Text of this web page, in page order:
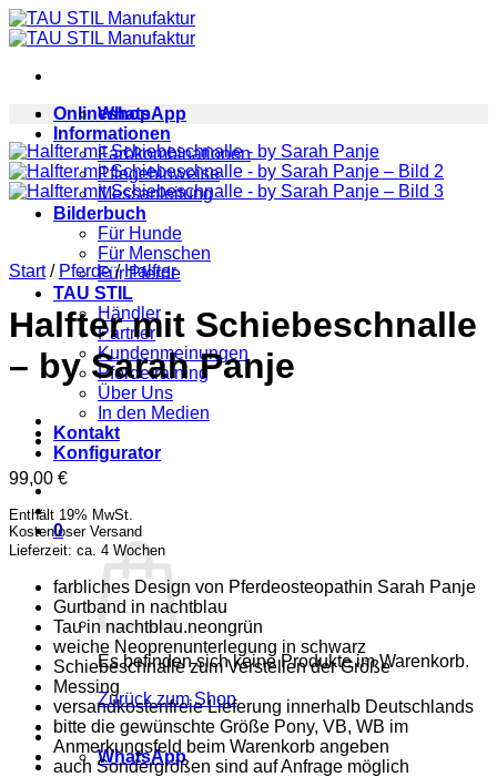
Zum
Inhalt
Onlineshop
Informationen
Farbkombinationen
Pflegehinweise
Messanleitung
Bilderbuch
Für Hunde
Für Menschen
Für Pferde
TAU STIL
Händler
Partner
Kundenmeinungen
Pferdetraining
Über Uns
In den Medien
Kontakt
Konfigurator
0
Es befinden sich keine Produkte im Warenkorb.
Zurück zum Shop
WhatsApp
WhatsApp
Start / Pferde / Halfter
Halfter mit Schiebeschnalle
– by Sarah Panje
99,00 €
Enthält 19% MwSt.
Kostenloser Versand
Lieferzeit: ca. 4 Wochen
farbliches Design von Pferdeosteopathin Sarah Panje
Gurtband in nachtblau
Tau in nachtblau.neongrün
weiche Neoprenunterlegung in schwarz
Schiebeschnalle zum Verstellen der Größe
Messing
versandkostenfreie Lieferung innerhalb Deutschlands
bitte die gewünschte Größe Pony, VB, WB im
Anmerkungsfeld beim Warenkorb angeben
auch Sondergrößen sind auf Anfrage möglich